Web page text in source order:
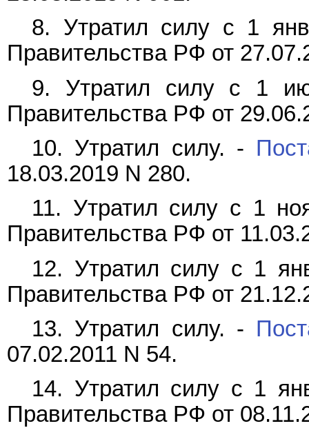
8. Утратил силу с 1
Правительства РФ от
9. Утратил силу с 1
Правительства РФ от
10. Утратил силу. -
18.03.2019 N 280.
11. Утратил силу с 1
Правительства РФ от
12. Утратил силу с 1
Правительства РФ от
13. Утратил силу. -
07.02.2011 N 54.
14. Утратил силу с 1
Правительства РФ от